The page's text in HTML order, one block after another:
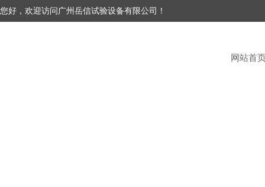
您好，欢迎访问广州岳信试验设备有限公司！
网站首